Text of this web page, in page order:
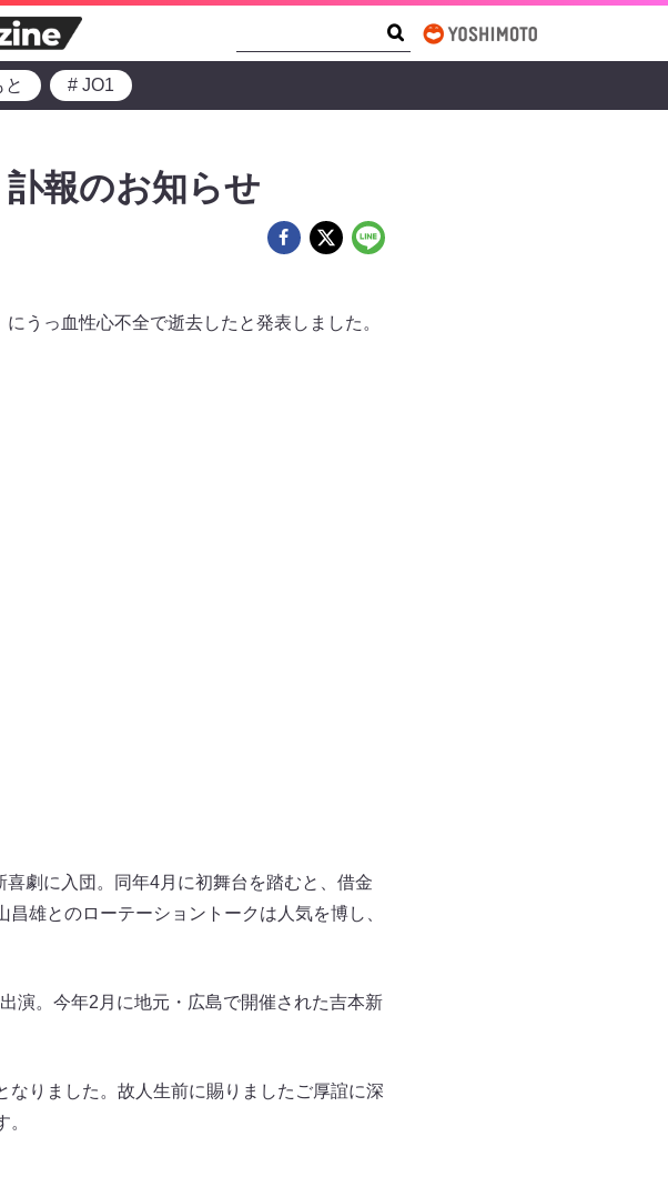
# JO1
訃報のお知らせ
うっ血性心不全で逝去したと発表しました。
劇に入団。同年4月に初舞台を踏むと、借金
雄とのローテーショントークは人気を博し、
演。今年2月に地元・広島で開催された吉本新
りました。故人生前に賜りましたご厚誼に深